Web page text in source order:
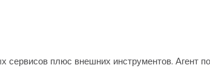
плюс внешних инструментов. Агент